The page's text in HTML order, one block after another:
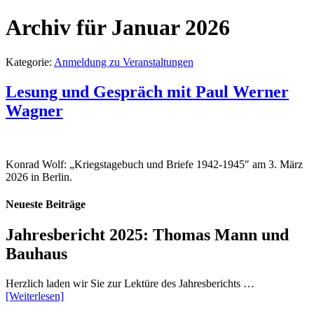
Archiv für Januar 2026
Kategorie: Anmeldung zu Veranstaltungen
Lesung und Gespräch mit Paul Werner
Wagner
Konrad Wolf: „Kriegstagebuch und Briefe 1942-1945″ am 3. März
2026 in Berlin.
Neueste Beiträge
Jahresbericht 2025: Thomas Mann und
Bauhaus
Herzlich laden wir Sie zur Lektüre des Jahresberichts …
[Weiterlesen]